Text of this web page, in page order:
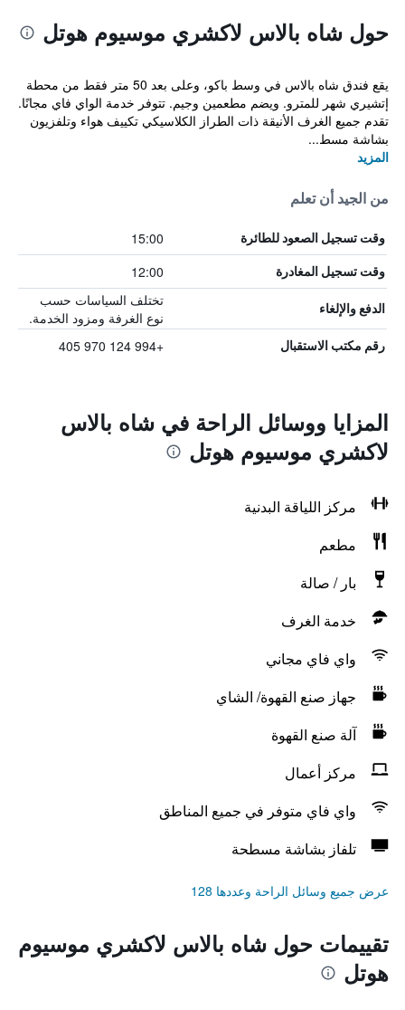
حول شاه بالاس لاكشري موسيوم هوتل
يقع فندق شاه بالاس في وسط باكو، وعلى بعد 50 متر فقط من محطة
إتشيري شهر للمترو. ويضم مطعمين وجيم. تتوفر خدمة الواي فاي مجانًا.
تقدم جميع الغرف الأنيقة ذات الطراز الكلاسيكي تكييف هواء وتلفزيون
بشاشة مسط...
المزيد
من الجيد أن تعلم
وقت تسجيل الصعود للطائرة 15:00
وقت تسجيل المغادرة 12:00
الدفع والإلغاء
تختلف السياسات حسب
نوع الغرفة ومزود الخدمة.
رقم مكتب الاستقبال +994 124 970 405
المزايا ووسائل الراحة في شاه بالاس
لاكشري موسيوم هوتل
مركز اللياقة البدنية
مطعم
بار / صالة
خدمة الغرف
واي فاي مجاني
جهاز صنع القهوة/ الشاي
آلة صنع القهوة
مركز أعمال
واي فاي متوفر في جميع المناطق
تلفاز بشاشة مسطحة
عرض جميع وسائل الراحة وعددها 128
تقييمات حول شاه بالاس لاكشري موسيوم
هوتل